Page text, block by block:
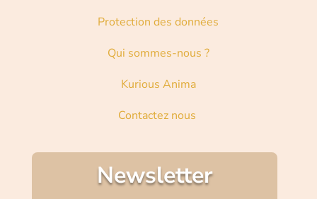
Protection des données
Qui sommes-nous ?
Kurious Anima
Contactez nous
Newsletter